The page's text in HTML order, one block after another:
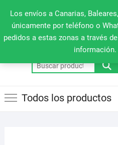
Los envíos a Canarias,
únicamente por teléfono o
pedidos a estas zonas a través
información.
contenido
660 079 911
Buscar
por:
Todos los productos